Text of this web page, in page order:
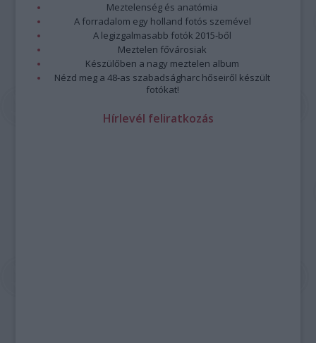
Meztelenség és anatómia
A forradalom egy holland fotós szemével
A legizgalmasabb fotók 2015-ből
Meztelen fővárosiak
Készülőben a nagy meztelen album
Nézd meg a 48-as szabadságharc hőseiről készült
fotókat!
Hírlevél feliratkozás